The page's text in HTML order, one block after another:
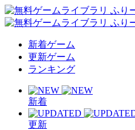
新着ゲーム
更新ゲーム
ランキング
新着
更新